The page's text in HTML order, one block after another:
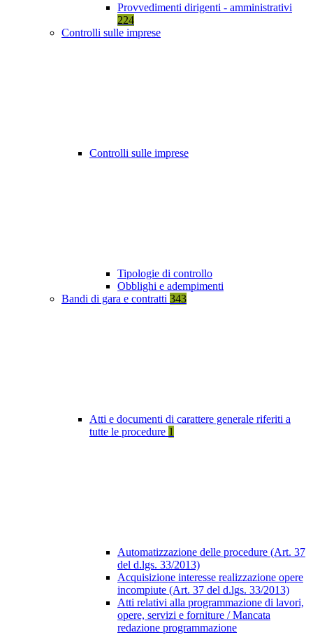
Provvedimenti dirigenti - amministrativi
224
Controlli sulle imprese
Controlli sulle imprese
Tipologie di controllo
Obblighi e adempimenti
Bandi di gara e contratti 343
Atti e documenti di carattere generale riferiti a
tutte le procedure 1
Automatizzazione delle procedure (Art. 37
del d.lgs. 33/2013)
Acquisizione interesse realizzazione opere
incompiute (Art. 37 del d.lgs. 33/2013)
Atti relativi alla programmazione di lavori,
opere, servizi e forniture / Mancata
redazione programmazione